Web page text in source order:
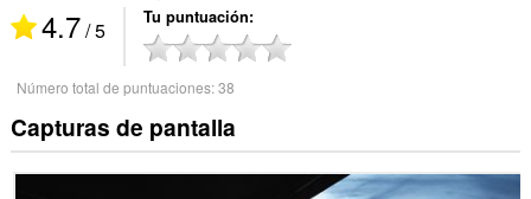
4.7/ 5 Tu puntuación
Número total de puntuaciones:38
Capturas de pantalla